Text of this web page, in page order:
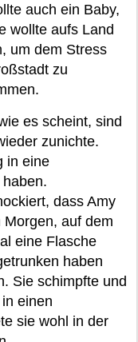
auch ein Baby,
wollte aufs Land
um dem Stress
zu
es scheint, sind
zunichte.
in eine
dass Amy
auf dem
eine Flasche
haben
Sie schimpfte und
einen
sie wohl in der